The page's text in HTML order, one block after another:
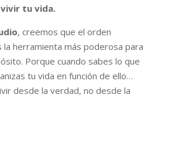
tu vida.
, creemos que el orden
la herramienta más poderosa para
Porque cuando sabes lo que
tu vida en función de ello…
desde la verdad, no desde la